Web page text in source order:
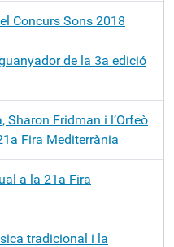
Concurs Sons 2018
de la 3a edició
Sharon Fridman i l’Orfeò
Fira Mediterrània
a la 21a Fira
tradicional i la